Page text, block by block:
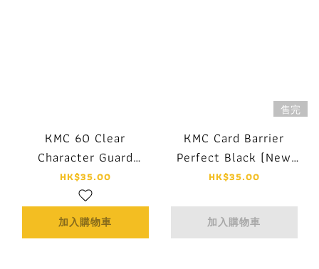
KMC 60 Clear
Character Guard
Sleeves - Mat & Clear
(New 2023)
HK$35.00
加入購物車
售完
KMC Card Barrier
Perfect Black (New
2023)
HK$35.00
加入購物車